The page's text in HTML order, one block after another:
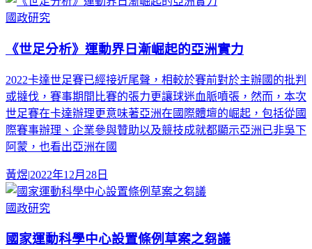
國政研究
《世足分析》運動界日漸崛起的亞洲實力
2022卡達世足賽已經接近尾聲，相較於賽前對於主辦國的批判
或撻伐，賽事期間比賽的張力更讓球迷血脈噴張，然而，本次
世足賽在卡達辦理更意味著亞洲在國際體壇的崛起，包括從國
際賽事辦理、企業參與贊助以及競技成就都顯示亞洲已非吳下
阿蒙，也看出亞洲在國
黃煜|2022年12月28日
國政研究
國家運動科學中心設置條例草案之芻議